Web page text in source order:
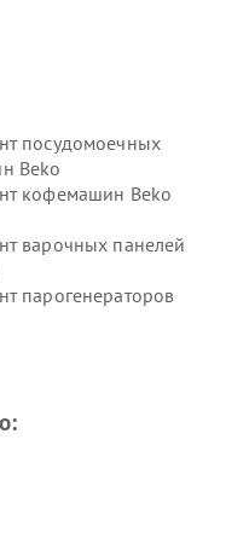
посудомоечных
Beko
кофемашин Beko
варочных панелей
парогенераторов
морозильных камер